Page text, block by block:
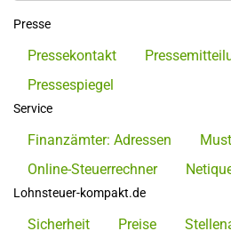
Presse
Pressekontakt
Pressespiegel
Service
Finanzämter: Adressen
Online-Steuerrechner
Lohnsteuer-kompakt.de
Sicherheit Preise